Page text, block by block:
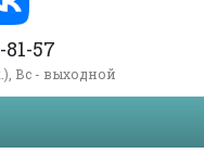
57
Вс - выходной